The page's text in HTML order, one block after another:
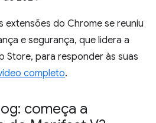
extensões do Chrome se reuniu
e segurança, que lidera a
Store, para responder às suas
completo.
começa a